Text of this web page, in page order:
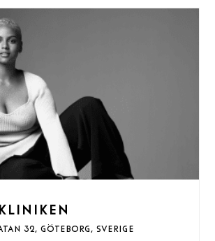
32, GÖTEBORG, SVERIGE